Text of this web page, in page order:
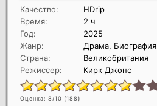
Качество:
HDrip
Время:
2 ч
Год:
2025
Жанр:
Драма, Биография
Страна:
Великобритания
Режиссер:
Кирк Джонс
Оценка: 8/10 (188)